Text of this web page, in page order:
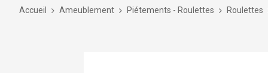
Accueil Ameublement Piétements - Roulettes Roulettes